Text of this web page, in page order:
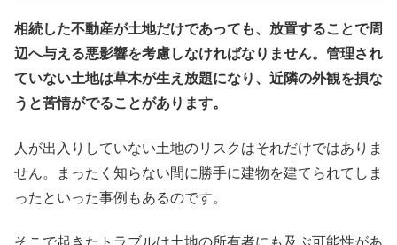
相続した不動産が土地だけであっても、放置することで周
辺へ与える悪影響を考慮しなければなりません。管理され
ていない土地は草木が生え放題になり、近隣の外観を損な
うと苦情がでることがあります。
人が出入りしていない土地のリスクはそれだけではありま
せん。まったく知らない間に勝手に建物を建てられてしま
ったといった事例もあるのです。